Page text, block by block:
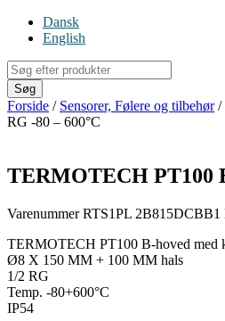
Dansk
English
Products
search
Søg
Forside / Sensorer, Følere og tilbehør/
RG -80 – 600°C
TERMOTECH PT100
VarenummerRTS1PL 2B815DCBB1
TERMOTECH PT100 B-hoved med
Ø8 X 150 MM + 100 MM hals
1/2 RG
Temp. -80+600°C
IP54